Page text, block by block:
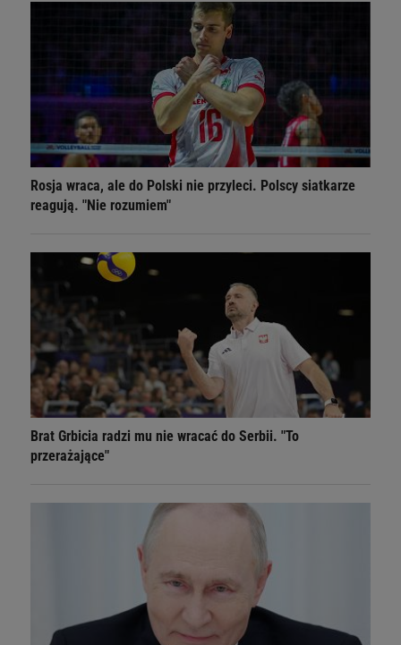
Rosja wraca, ale do Polski nie przyleci. Polscy siatkarze
reagują. "Nie rozumiem"
Brat Grbicia radzi mu nie wracać do Serbii. "To
przerażające"